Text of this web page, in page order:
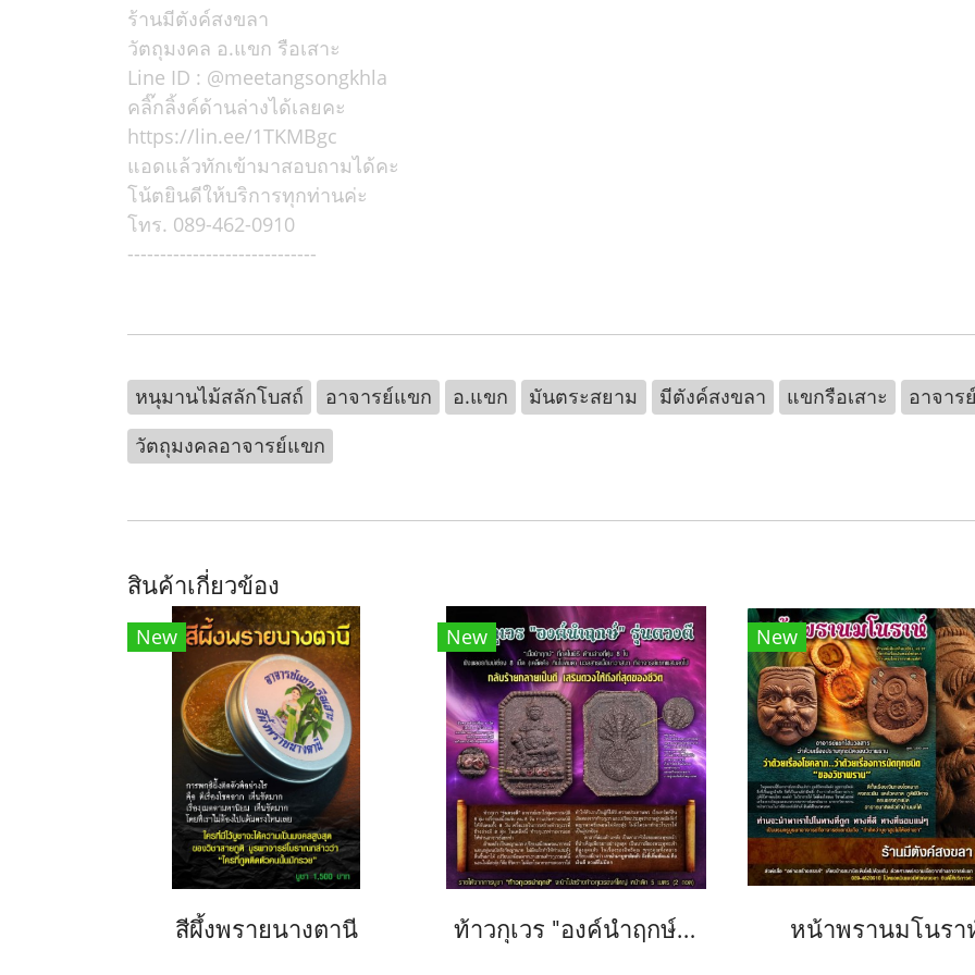
ร้านมีตังค์สงขลา
วัตถุมงคล อ.แขก รือเสาะ
Line ID : @meetangsongkhla
คลิ๊กลิ้งค์ด้านล่างได้เลยคะ
https://lin.ee/1TKMBgc
แอดแล้วทักเข้ามาสอบถามได้คะ
โน้ตยินดีให้บริการทุกท่านค่ะ
โทร. 089-462-0910
-----------------------------
หนุมานไม้สลักโบสถ์ อาจารย์แขก อ.แขก มันตระสยาม มีตังค์สงขลา แขกรือเสาะ อาจาร
วัตถุมงคลอาจารย์แขก
สินค้าเกี่ยวข้อง
New
สีผึ้งพรายนางตานี
New
ท้าวกุเวร "องค์นำฤกษ์" รุ่นดวงดี
New
หน้าพรานมโนรา